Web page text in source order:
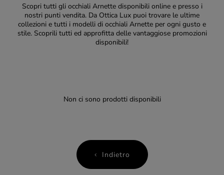
Scopri tutti gli occhiali Arnette disponibili online e presso i
nostri punti vendita. Da Ottica Lux puoi trovare le ultime
collezioni e tutti i modelli di occhiali Arnette per ogni gusto e
stile. Scoprili tutti ed approfitta delle vantaggiose promozioni
disponibili!
Non ci sono prodotti disponibili
Indietro